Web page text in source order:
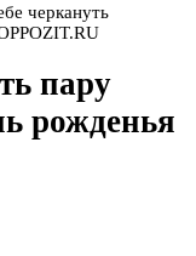
черкануть
пару
рожденья